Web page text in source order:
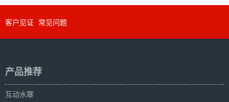
客户见证 常见问题
产品推荐
互动水寨